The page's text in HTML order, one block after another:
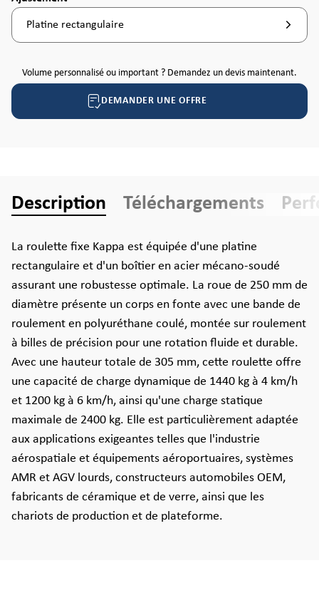
Platine rectangulaire
Volume personnalisé ou important ? Demandez un devis maintenant.
DEMANDER UNE OFFRE
Description Téléchargements
La roulette fixe Kappa est équipée d'une platine
rectangulaire et d'un boîtier en acier mécano-soudé
assurant une robustesse optimale. La roue de 250 mm de
diamètre présente un corps en fonte avec une bande de
roulement en polyuréthane coulé, montée sur roulement
à billes de précision pour une rotation fluide et durable.
Avec une hauteur totale de 305 mm, cette roulette offre
une capacité de charge dynamique de 1440 kg à 4 km/h
et 1200 kg à 6 km/h, ainsi qu'une charge statique
maximale de 2400 kg. Elle est particulièrement adaptée
aux applications exigeantes telles que l'industrie
aérospatiale et équipements aéroportuaires, systèmes
AMR et AGV lourds, constructeurs automobiles OEM,
fabricants de céramique et de verre, ainsi que les
chariots de production et de plateforme.